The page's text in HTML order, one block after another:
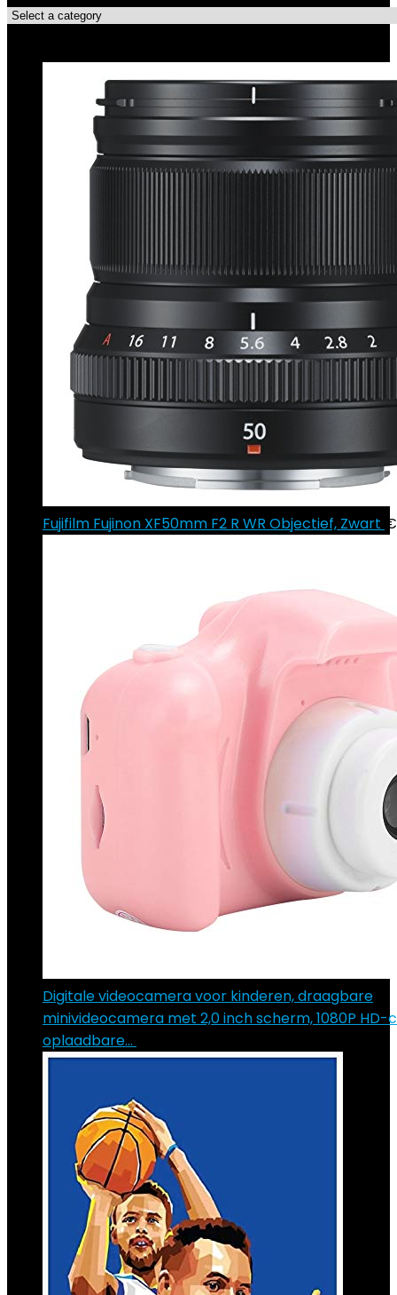
Fujifilm Fujinon XF50mm F2 R WR Objectief, Zwart €
Digitale videocamera voor kinderen, draagbare
minivideocamera met 2,0 inch scherm, 1080P HD-
oplaadbare…